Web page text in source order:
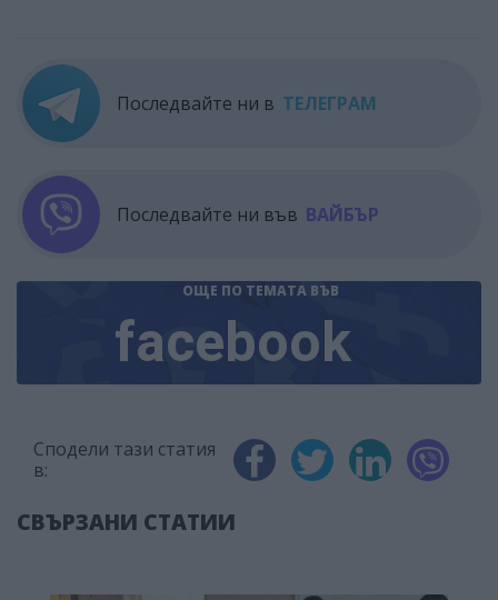
Последвайте ни в ТЕЛЕГРАМ
Последвайте ни във ВАЙБЪР
ОЩЕ ПО ТЕМАТА ВЪВ
facebook
Сподели тази статия
в:
СВЪРЗАНИ СТАТИИ